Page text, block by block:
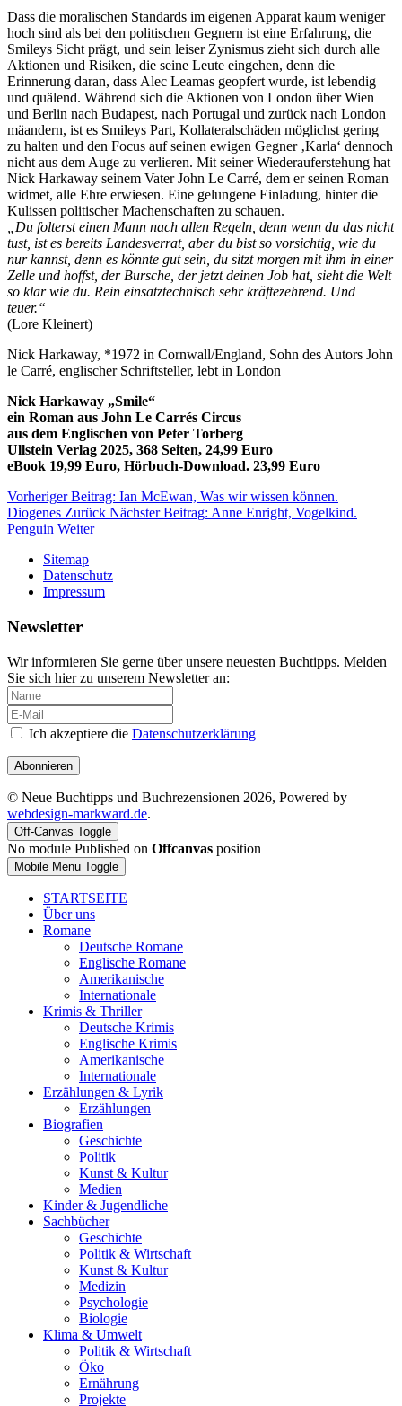
Dass die moralischen Standards im eigenen Apparat kaum weniger
hoch sind als bei den politischen Gegnern ist eine Erfahrung, die
Smileys Sicht prägt, und sein leiser Zynismus zieht sich durch alle
Aktionen und Risiken, die seine Leute eingehen, denn die
Erinnerung daran, dass Alec Leamas geopfert wurde, ist lebendig
und quälend. Während sich die Aktionen von London über Wien
und Berlin nach Budapest, nach Portugal und zurück nach London
mäandern, ist es Smileys Part, Kollateralschäden möglichst gering
zu halten und den Focus auf seinen ewigen Gegner ‚Karla‘ dennoch
nicht aus dem Auge zu verlieren. Mit seiner Wiederauferstehung hat
Nick Harkaway seinem Vater John Le Carré, dem er seinen Roman
widmet, alle Ehre erwiesen. Eine gelungene Einladung, hinter die
Kulissen politischer Machenschaften zu schauen.
„Du folterst einen Mann nach allen Regeln, denn wenn du das nicht
tust, ist es bereits Landesverrat, aber du bist so vorsichtig, wie du
nur kannst, denn es könnte gut sein, du sitzt morgen mit ihm in einer
Zelle und hoffst, der Bursche, der jetzt deinen Job hat, sieht die Welt
so klar wie du. Rein einsatztechnisch sehr kräftezehrend. Und
teuer.“
(Lore Kleinert)
Nick Harkaway, *1972 in Cornwall/England, Sohn des Autors John
le Carré, englischer Schriftsteller, lebt in London
Nick Harkaway „Smile“
ein Roman aus John Le Carrés Circus
aus dem Englischen von Peter Torberg
Ullstein Verlag 2025, 368 Seiten, 24,99 Euro
eBook 19,99 Euro, Hörbuch-Download. 23,99 Euro
Vorheriger Beitrag: Ian McEwan, Was wir wissen können.
Diogenes Zurück Nächster Beitrag: Anne Enright, Vogelkind.
Penguin Weiter
Sitemap
Datenschutz
Impressum
Newsletter
Wir informieren Sie gerne über unsere neuesten Buchtipps. Melden
Sie sich hier zu unserem Newsletter an:
Ich akzeptiere die Datenschutzerklärung
Abonnieren
© Neue Buchtipps und Buchrezensionen 2026, Powered by
webdesign-markward.de.
Off-Canvas Toggle
No module Published on Offcanvas position
Mobile Menu Toggle
STARTSEITE
Über uns
Romane
Deutsche Romane
Englische Romane
Amerikanische
Internationale
Krimis & Thriller
Deutsche Krimis
Englische Krimis
Amerikanische
Internationale
Erzählungen & Lyrik
Erzählungen
Biografien
Geschichte
Politik
Kunst & Kultur
Medien
Kinder & Jugendliche
Sachbücher
Geschichte
Politik & Wirtschaft
Kunst & Kultur
Medizin
Psychologie
Biologie
Klima & Umwelt
Politik & Wirtschaft
Öko
Ernährung
Projekte